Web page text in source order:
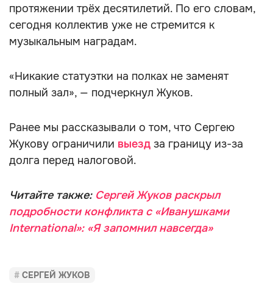
протяжении трёх десятилетий. По его словам,
сегодня коллектив уже не стремится к
музыкальным наградам.
«Никакие статуэтки на полках не заменят
полный зал», — подчеркнул Жуков.
Ранее мы рассказывали о том, что Сергею
Жукову ограничили выезд за границу из-за
долга перед налоговой.
Читайте также: Сергей Жуков раскрыл
подробности конфликта с «Иванушками
International»: «Я запомнил навсегда»
СЕРГЕЙ ЖУКОВ